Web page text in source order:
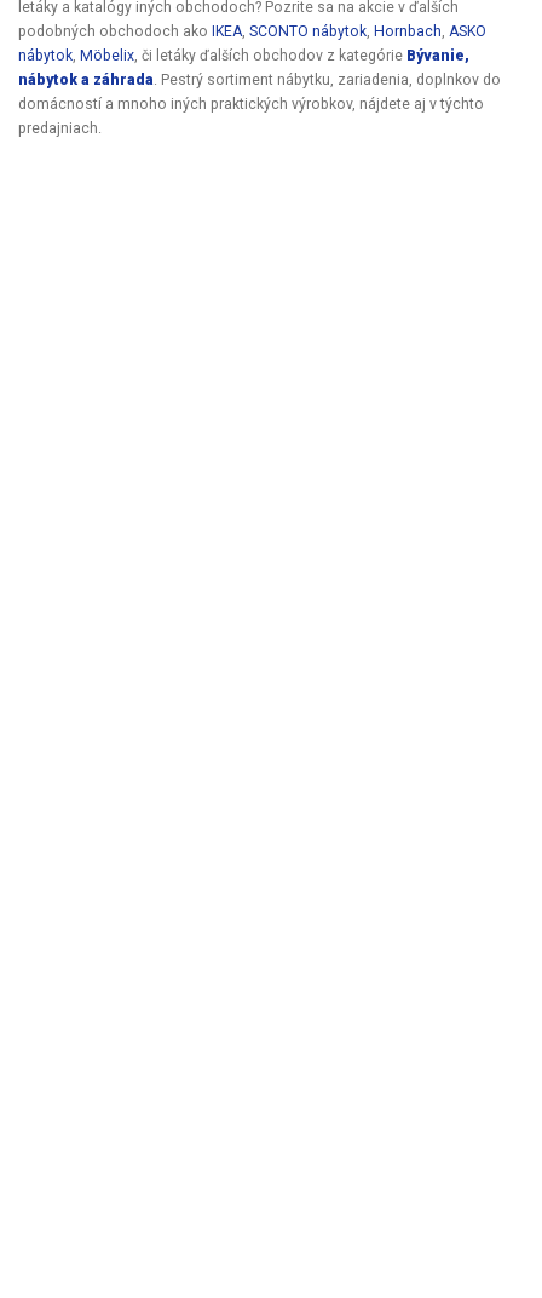
letáky a katalógy iných obchodoch? Pozrite sa na akcie v ďalších
podobných obchodoch ako
IKEA, SCONTO nábytok, Hornbach, ASKO
nábytok, Möbelix, či letáky ďalších obchodov z kategórie Bývanie,
nábytok a záhrada. Pestrý sortiment nábytku, zariadenia, doplnkov do
domácností a mnoho iných praktických výrobkov, nájdete aj v týchto
predajniach.